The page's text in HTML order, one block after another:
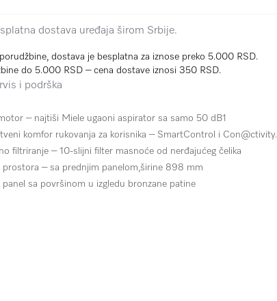
dostava uređaja širom Srbije.
dostava je besplatna za iznose preko 5.000 RSD.
do 5.000 RSD – cena dostave iznosi 350 RSD.
i podrška
– najtiši Miele ugaoni aspirator sa samo 50 dB1
komfor rukovanja za korisnika – SmartControl i Con@ctivity.
filtriranje – 10-slijni filter masnoće od nerđajućeg čelika
prostora – sa prednjim panelom, širine 898 mm
panel sa površinom u izgledu bronzane patine